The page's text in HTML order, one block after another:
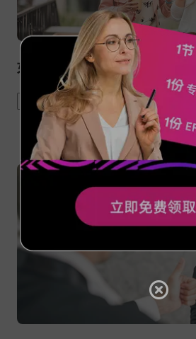
如何让别人对你更感兴趣
social communication tips